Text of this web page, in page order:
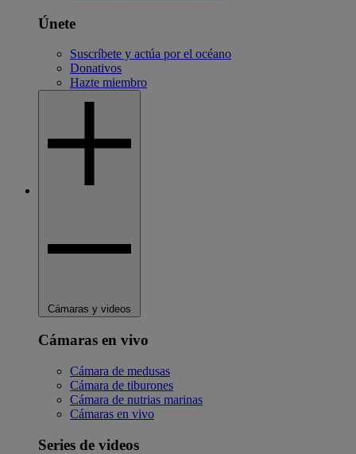
Únete
Suscríbete y actúa por el océano
Donativos
Hazte miembro
Cámaras y videos
Cámaras en vivo
Cámara de medusas
Cámara de tiburones
Cámara de nutrias marinas
Cámaras en vivo
Series de videos